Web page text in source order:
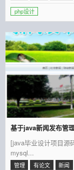
php设计
基于java新闻发布管
[java毕业设计项目源
mysql...
管理 有论文 新闻